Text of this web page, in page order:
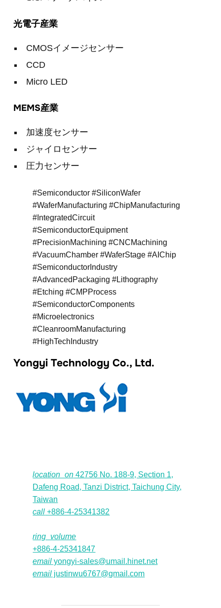
光電子産業
CMOSイメージセンサー
CCD
Micro LED
MEMS産業
加速度センサー
ジャイロセンサー
圧力センサー
#Semiconductor #SiliconWafer
#WaferManufacturing #ChipManufacturing
#IntegratedCircuit
#SemiconductorEquipment
#PrecisionMachining #CNCMachining
#VacuumChamber #WaferStage #AIChip
#SemiconductorIndustry
#AdvancedPackaging #Lithography
#Etching #CMPProcess
#SemiconductorComponents
#Microelectronics
#CleanroomManufacturing
#HighTechIndustry
Yongyi Technology Co., Ltd.
location_on 42756 No. 188-9, Section 1,
Dafeng Road, Tanzi District, Taichung City,
Taiwan
call +886-4-25341382
ring_volume
+886-4-25341847
email yongyi-sales@umail.hinet.net
email justinwu6767@gmail.com